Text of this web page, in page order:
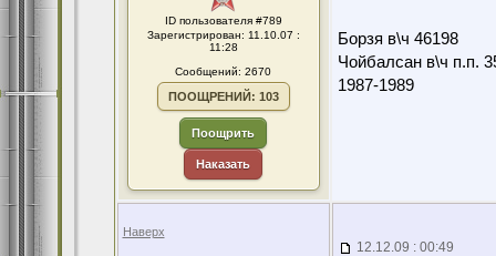
ID пользователя #789
Зарегистрирован: 11.10.07 :
11:28
Сообщений: 2670
ПООЩРЕНИЙ: 103
Поощрить
Наказать
Борзя в\ч 46198
Чойбалсан в\ч п.п.
1987-1989
Наверх
12.12.09 : 00:49